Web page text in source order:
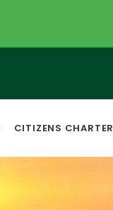
CITIZENS CHARTER